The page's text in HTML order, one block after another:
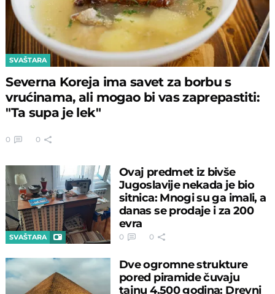
SVAŠTARA
Severna Koreja ima savet za borbu s
vrućinama, ali mogao bi vas zaprepastiti:
"Ta supa je lek"
0 0
SVAŠTARA
Ovaj predmet iz bivše
Jugoslavije nekada je bio
sitnica: Mnogi su ga imali, a
danas se prodaje i za 200
evra
0 0
Dve ogromne strukture
pored piramide čuvaju
tajnu 4.500 godina: Drevni